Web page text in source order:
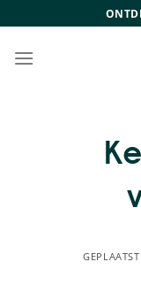
naar
inhoud